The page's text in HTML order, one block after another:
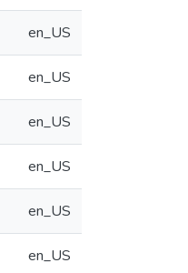
en_US
en_US
en_US
en_US
en_US
en_US